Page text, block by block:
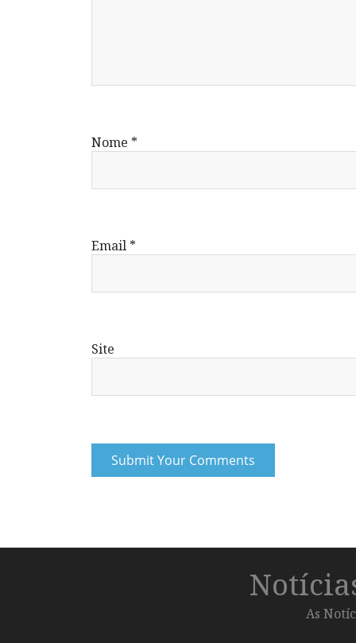
Nome *
Email *
Site
As